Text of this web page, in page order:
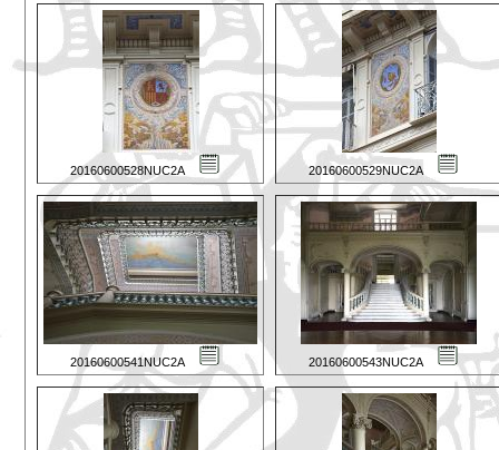
20160600528NUC2A 20160600529NUC2A
20160600541NUC2A 20160600543NUC2A